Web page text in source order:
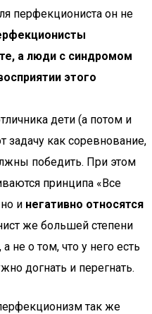
перфекциониста он не
а люди с синдромом
этого
дети (а потом и
задачу как соревнование,
победить. При этом
принципа «Все
и негативно относятся
же большей степени
не о том, что у него есть
догнать и перегнать.
так же